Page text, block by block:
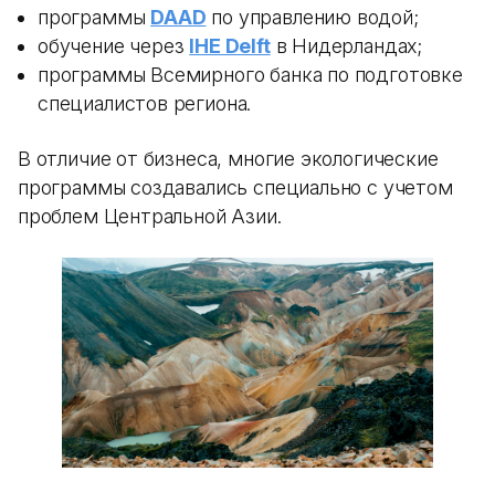
программы DAAD по управлению водой;
обучение через IHE Delftв Нидерландах;
программы Всемирного банка по подготовке
специалистов региона.
В отличие от бизнеса, многие экологические
программы создавались специально с учетом
проблем Центральной Азии.